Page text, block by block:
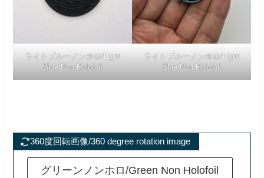
ライトブルーノンホロ/Light
Blue Non Holofoil
ライトブルーノンホロ/Light
Blue Non Holofoil
360度回転画像/360 degree rotation image
グリーンノンホロ/Green Non Holofoil